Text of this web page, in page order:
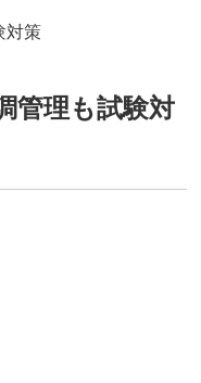
対策
管理も試験対